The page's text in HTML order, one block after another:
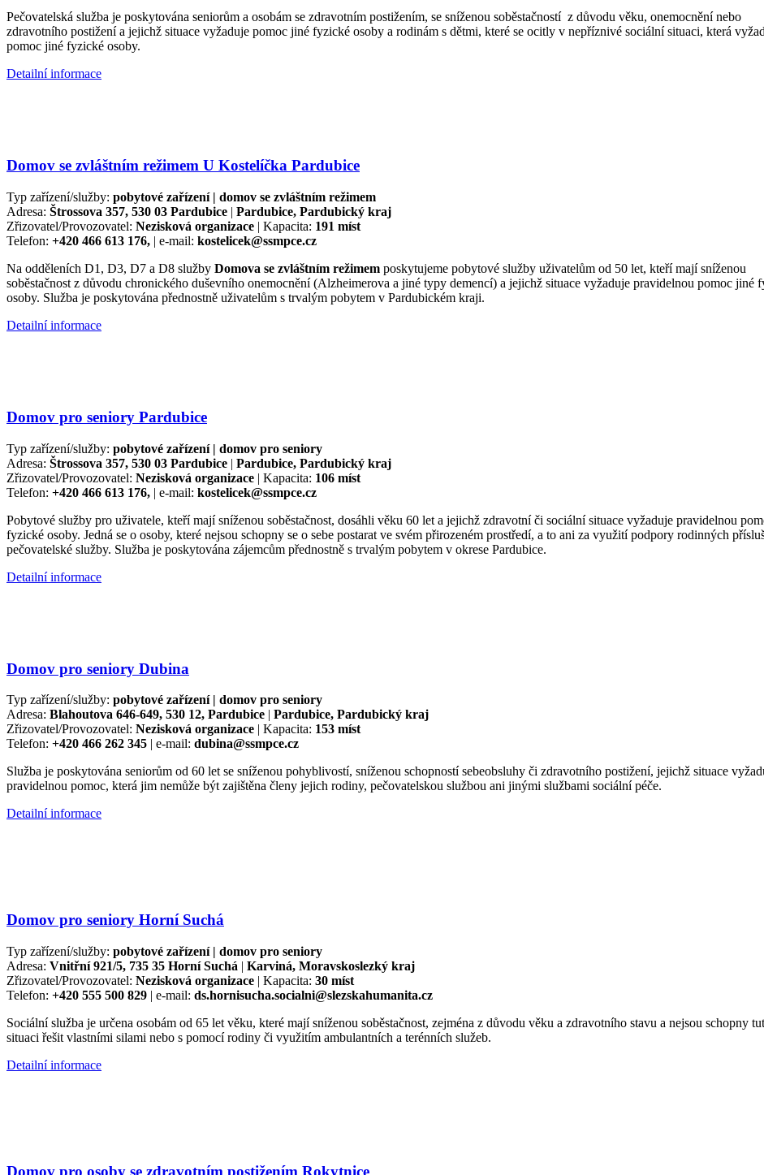
Pečovatelská služba je poskytována seniorům a osobám se zdravotním postižením, se sníženou soběstačností z důvodu věku, onemocnění nebo
zdravotního postižení a jejichž situace vyžaduje pomoc jiné fyzické osoby a rodinám s dětmi, které se ocitly v nepříznivé sociální situaci, která
pomoc jiné fyzické osoby.
Detailní informace
Domov se zvláštním režimem U Kostelíčka Pardubice
Typ zařízení/služby: pobytové zařízení | domov se zvláštním režimem
Adresa: Štrossova 357, 530 03 Pardubice | Pardubice, Pardubický kraj
Zřizovatel/Provozovatel: Nezisková organizace | Kapacita: 191 míst
Telefon: +420 466 613 176, | e-mail: kostelicek@ssmpce.cz
Na odděleních D1, D3, D7 a D8 služby Domova se zvláštním režimem poskytujeme pobytové služby uživatelům od 50 let, kteří mají sníženou
soběstačnost z důvodu chronického duševního onemocnění (Alzheimerova a jiné typy demencí) a jejichž situace vyžaduje pravidelnou pomoc jiné
osoby. Služba je poskytována přednostně uživatelům s trvalým pobytem v Pardubickém kraji.
Detailní informace
Domov pro seniory Pardubice
Typ zařízení/služby: pobytové zařízení | domov pro seniory
Adresa: Štrossova 357, 530 03 Pardubice | Pardubice, Pardubický kraj
Zřizovatel/Provozovatel: Nezisková organizace | Kapacita: 106 míst
Telefon: +420 466 613 176, | e-mail: kostelicek@ssmpce.cz
Pobytové služby pro uživatele, kteří mají sníženou soběstačnost, dosáhli věku 60 let a jejichž zdravotní či sociální situace vyžaduje pravidelnou
fyzické osoby. Jedná se o osoby, které nejsou schopny se o sebe postarat ve svém přirozeném prostředí, a to ani za využití podpory rodinných
pečovatelské služby. Služba je poskytována zájemcům přednostně s trvalým pobytem v okrese Pardubice.
Detailní informace
Domov pro seniory Dubina
Typ zařízení/služby: pobytové zařízení | domov pro seniory
Adresa: Blahoutova 646-649, 530 12, Pardubice | Pardubice, Pardubický kraj
Zřizovatel/Provozovatel: Nezisková organizace | Kapacita: 153 míst
Telefon: +420 466 262 345 | e-mail: dubina@ssmpce.cz
Služba je poskytována seniorům od 60 let se sníženou pohyblivostí, sníženou schopností sebeobsluhy či zdravotního postižení, jejichž situace
pravidelnou pomoc, která jim nemůže být zajištěna členy jejich rodiny, pečovatelskou službou ani jinými službami sociální péče.
Detailní informace
Domov pro seniory Horní Suchá
Typ zařízení/služby: pobytové zařízení | domov pro seniory
Adresa: Vnitřní 921/5, 735 35 Horní Suchá | Karviná, Moravskoslezký kraj
Zřizovatel/Provozovatel: Nezisková organizace | Kapacita: 30 míst
Telefon: +420 555 500 829 | e-mail: ds.hornisucha.socialni@slezskahumanita.cz
Sociální služba je určena osobám od 65 let věku, které mají sníženou soběstačnost, zejména z důvodu věku a zdravotního stavu a nejsou schopny
situaci řešit vlastními silami nebo s pomocí rodiny či využitím ambulantních a terénních služeb.
Detailní informace
Domov pro osoby se zdravotním postižením Rokytnice